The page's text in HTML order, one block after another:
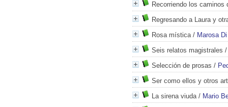
Recorriendo los caminos
Regresando a Laura y
Rosa mística/ Marosa
Seis relatos magistrales
Selección de prosas /
Ser como ellos y otros
La sirena viuda/ Mario